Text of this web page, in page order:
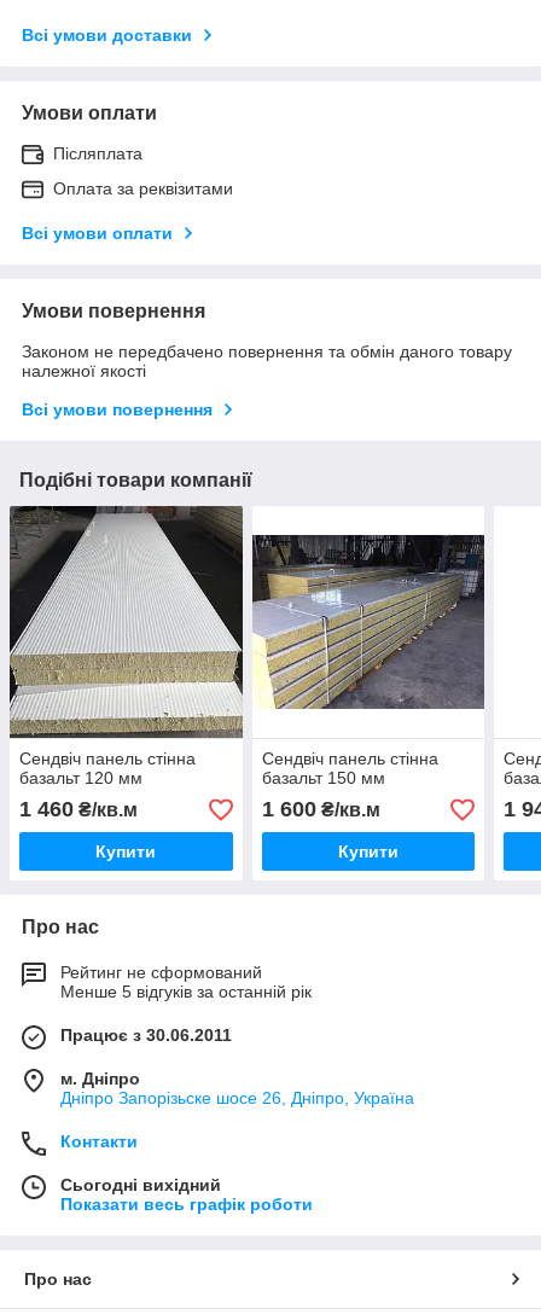
Всі умови доставки
Умови оплати
Післяплата
Оплата за реквізитами
Всі умови оплати
Умови повернення
Законом не передбачено повернення та обмін даного товару
належної якості
Всі умови повернення
Подібні товари компанії
Сендвіч панель стінна
базальт 120 мм
1 460 ₴/кв.м
Купити
Сендвіч панель стінна
базальт 150 мм
1 600₴/кв.м
Купити
1
Про нас
Рейтинг не сформований
Менше 5 відгуків за останній рік
Працює з 30.06.2011
м. Дніпро
Дніпро Запорізьске шосе 26, Дніпро, Україна
Контакти
Сьогодні вихідний
Показати весь графік роботи
Про нас